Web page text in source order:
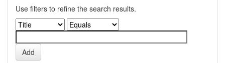
Use filters to refine the search results.